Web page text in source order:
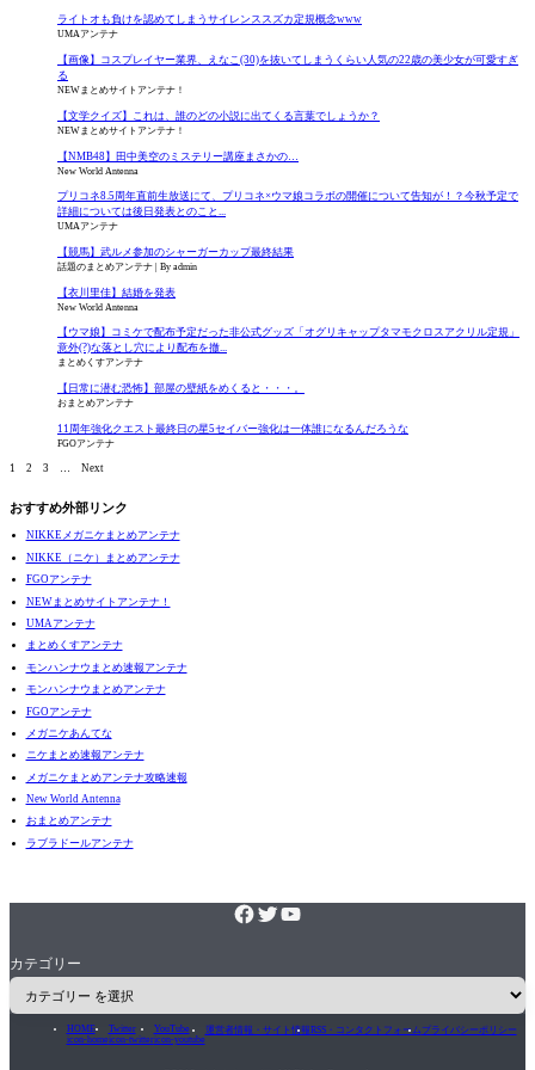
ライトオも負けを認めてしまうサイレンススズカ定規概念www
UMAアンテナ
【画像】コスプレイヤー業界、えなこ(30)を抜いてしまうくらい人気の22歳の美少女が可愛すぎ
る
NEWまとめサイトアンテナ！
【文学クイズ】これは、誰のどの小説に出てくる言葉でしょうか？
NEWまとめサイトアンテナ！
【NMB48】田中美空のミステリー講座まさかの…
New World Antenna
プリコネ8.5周年直前生放送にて、プリコネ×ウマ娘コラボの開催について告知が！？今秋予定で
詳細については後日発表とのこと...
UMAアンテナ
【競馬】武ルメ参加のシャーガーカップ最終結果
話題のまとめアンテナ By admin
【衣川里佳】結婚を発表
New World Antenna
【ウマ娘】コミケで配布予定だった非公式グッズ「オグリキャップタマモクロスアクリル定規」
意外(?)な落とし穴により配布を撤...
まとめくすアンテナ
【日常に潜む恐怖】部屋の壁紙をめくると・・・。
おまとめアンテナ
11周年強化クエスト最終日の星5セイバー強化は一体誰になるんだろうな
FGOアンテナ
1 2 3 … Next
おすすめ外部リンク
NIKKEメガニケまとめアンテナ
NIKKE（ニケ）まとめアンテナ
FGOアンテナ
NEWまとめサイトアンテナ！
UMAアンテナ
まとめくすアンテナ
モンハンナウまとめ速報アンテナ
モンハンナウまとめアンテナ
FGOアンテナ
メガニケあんてな
ニケまとめ速報アンテナ
メガニケまとめアンテナ攻略速報
New World Antenna
おまとめアンテナ
ラブラドールアンテナ
カテゴリー
HOME
icon-home
Twitter
icon-twitter
YouTube
icon-youtube
運営者情報・サイト情報RSS・コンタクトフォームプライバシーポリシー